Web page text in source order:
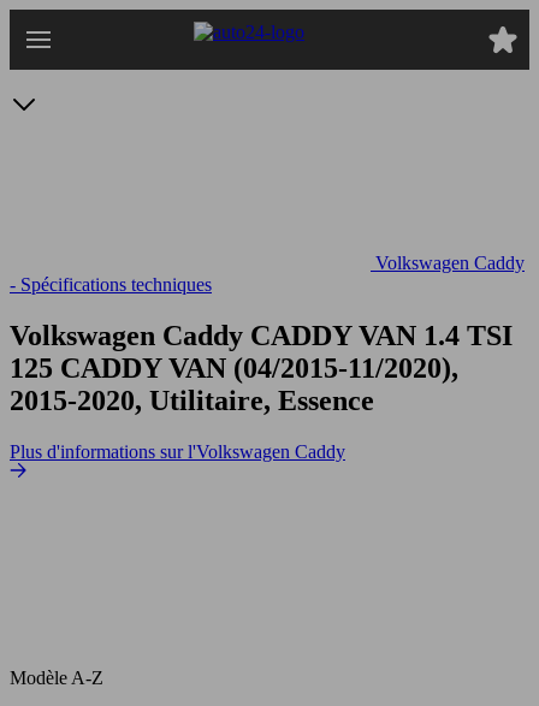
au
Volkswagen Caddy
- Spécifications techniques
Volkswagen Caddy CADDY VAN 1.4 TSI
125 CADDY VAN (04/2015-11/2020),
2015-2020, Utilitaire, Essence
Plus d'informations sur l'Volkswagen Caddy
Modèle A-Z